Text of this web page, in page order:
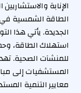
الإنابة
الطاقة الشمسية
الجديدة. يأتي هذا
استهلاك الطاقة،
للمنشآت الصحية.
المستشفيات إلى
معايير التنمية